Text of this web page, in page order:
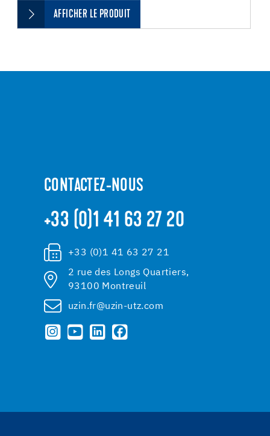
AFFICHER LE PRODUIT
CONTACTEZ-NOUS
+33 (0)1 41 63 27 20
+33 (0)1 41 63 27 21
2 rue des Longs Quartiers,
93100 Montreuil
uzin.fr@uzin-utz.com